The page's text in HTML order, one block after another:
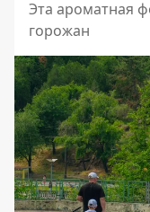
Эта ароматная
горожан